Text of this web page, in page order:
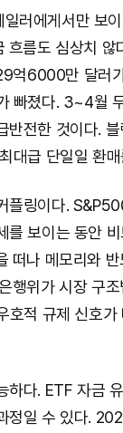
러에게서만 보
흐름도 심상치 않
억6000만 달러
빠졌다. 3~4월
반전한 것이다.
대급 단일일 환
플링이다.
를 보이는 동안
떠나 메모리와
행위가 시장 구
호적 규제 신호가
하다. ETF 자금
정일 수 있다.